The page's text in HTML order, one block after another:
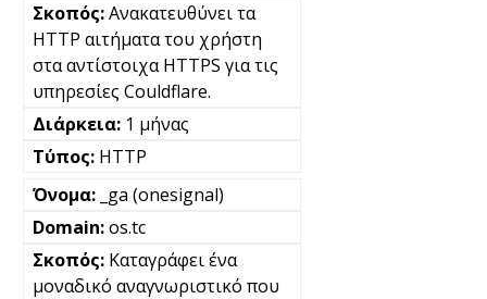
Ανακατευθύνει τα
HTTP αιτήματα του χρήστη
στα αντίστοιχα HTTPS για τις
υπηρεσίες Couldflare.
1 μήνας
HTTP
_ga (onesignal)
os.tc
Καταγράφει ένα
μοναδικό αναγνωριστικό που